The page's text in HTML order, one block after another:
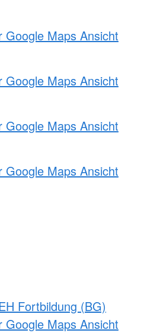
Google Maps Ansicht
Google Maps Ansicht
Google Maps Ansicht
Google Maps Ansicht
Fortbildung (BG)
Google Maps Ansicht